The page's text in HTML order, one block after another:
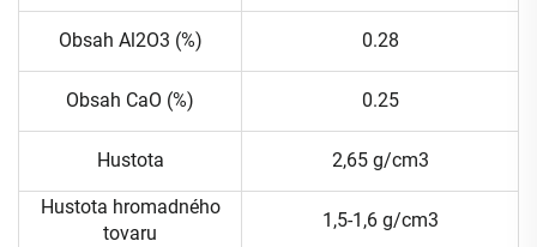
Obsah Al2O3 (%) 0.28
Obsah CaO (%) 0.25
Hustota 2,65 g/cm3
Hustota hromadného
tovaru
1,5-1,6 g/cm3